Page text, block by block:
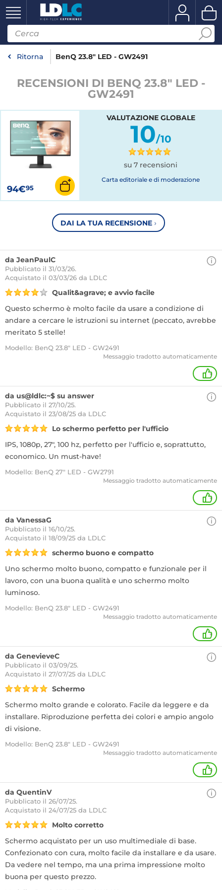
Ritorna BenQ 23.8" LED - GW2491
RECENSIONI DI BENQ 23.8" LED -
GW2491
94€95
VALUTAZIONE GLOBALE
10/10
su 7 recensioni
Carta editoriale e di moderazione
DAI LA TUA RECENSIONE ›
da JeanPaulC
Pubblicato il 31/03/26.
Acquistato il 03/03/26 da LDLC
Qualit&agrave; e avvio facile
Questo schermo è molto facile da usare a condizione di
andare a cercare le istruzioni su internet (peccato, avrebbe
meritato 5 stelle!
Modello: BenQ 23.8" LED - GW2491
Messaggio tradotto automaticamente
+
da us@ldlc:~$ su answer
Pubblicato il 27/10/25.
Acquistato il 23/08/25 da LDLC
Lo schermo perfetto per l'ufficio
IPS, 1080p, 27", 100 hz, perfetto per l'ufficio e, soprattutto,
economico. Un must-have!
Modello: BenQ 27" LED - GW2791
Messaggio tradotto automaticamente
+
da VanessaG
Pubblicato il 16/10/25.
Acquistato il 18/09/25 da LDLC
schermo buono e compatto
Uno schermo molto buono, compatto e funzionale per il
lavoro, con una buona qualità e uno schermo molto
luminoso.
Modello: BenQ 23.8" LED - GW2491
Messaggio tradotto automaticamente
+
da GenevieveC
Pubblicato il 03/09/25.
Acquistato il 27/07/25 da LDLC
Schermo
Schermo molto grande e colorato. Facile da leggere e da
installare. Riproduzione perfetta dei colori e ampio angolo
di visione.
Modello: BenQ 23.8" LED - GW2491
Messaggio tradotto automaticamente
+
da QuentinV
Pubblicato il 26/07/25.
Acquistato il 24/07/25 da LDLC
Molto corretto
Schermo acquistato per un uso multimediale di base.
Confezionato con cura, molto facile da installare e da usare.
Da vedere nel tempo, ma una prima impressione molto
buona per questo prezzo.